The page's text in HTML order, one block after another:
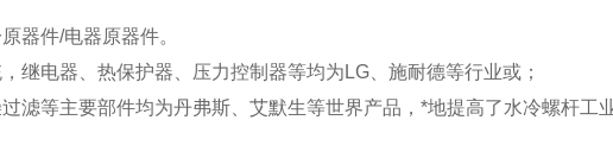
器件/电器原器件。
继电器、热保护器、压力控制器等均为 LG、施耐德等行业或；
滤等主要部件均为丹弗斯、艾默生等世界产品，*地提高了水冷螺杆工